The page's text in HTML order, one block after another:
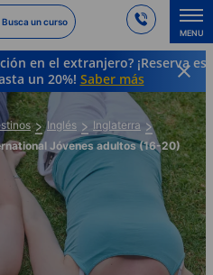
Busca un curso
MENU
en el extranjero? ¡Reserva
un 20%! Saber más
Inglés
Inglaterra
Jóvenes adultos (16-20)